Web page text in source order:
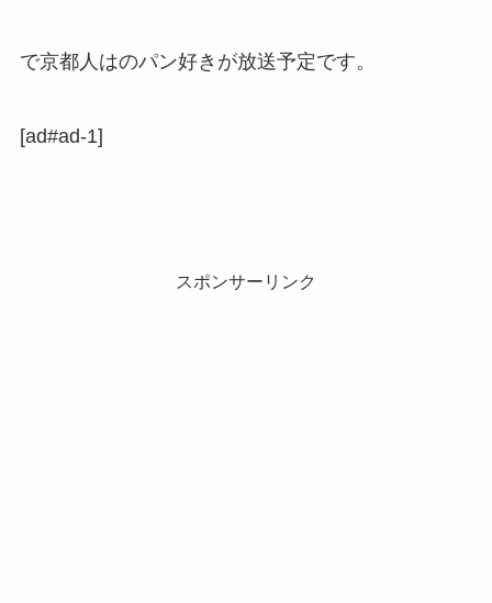
で京都人はのパン好きが放送予定です。
[ad#ad-1]
スポンサーリンク